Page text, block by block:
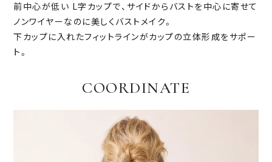
前中心が低い L字カップで、サイドからバストを中心に寄せて
ノンワイヤーなのに美しくバストメイク。
下カップに入れたフィットラインがカップの立体形成をサポー
ト。
COORDINATE